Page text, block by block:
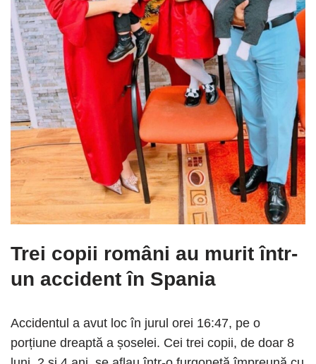
Trei copii români au murit într-
un accident în Spania
Accidentul a avut loc în jurul orei 16:47, pe o
porțiune dreaptă a șoselei. Cei trei copii, de doar 8